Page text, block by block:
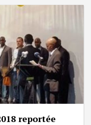
reportée